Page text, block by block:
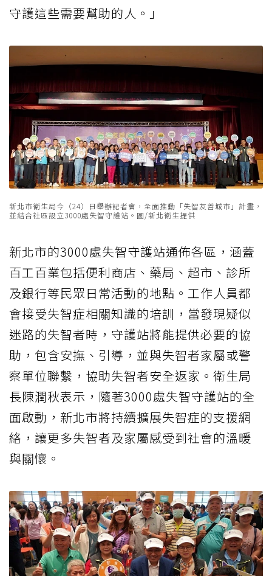
守護這些需要幫助的人。」
新北市衛生局今（24）日舉辦記者會，全面推動「失智友善城市」計畫，
並結合社區設立3000處失智守護站。圖/新北衛生提供
新北市的3000處失智守護站通佈各區，涵蓋
百工百業包括便利商店、藥局、超市、診所
及銀行等民眾日常活動的地點。工作人員都
會接受失智症相關知識的培訓，當發現疑似
迷路的失智者時，守護站將能提供必要的協
助，包含安撫、引導，並與失智者家屬或警
察單位聯繫，協助失智者安全返家。衛生局
長陳潤秋表示，隨著3000處失智守護站的全
面啟動，新北市將持續擴展失智症的支援網
絡，讓更多失智者及家屬感受到社會的溫暖
與關懷。